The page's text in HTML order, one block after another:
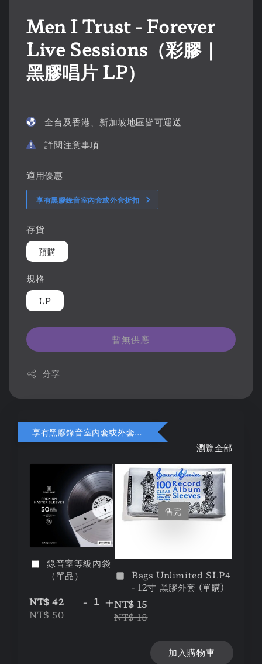
Men I Trust - Forever
Live Sessions（彩膠｜
黑膠唱片 LP）
全台及香港、新加坡地區皆可運送
詳閱注意事項
適用優惠
享有黑膠錄音室內套或外套折扣
存貨
預購
規格
LP
暫無供應
分享
享有黑膠錄音室內套或外套折扣
瀏覽全部
錄音室等級內袋
（單品）
NT$ 42
NT$ 50
- +
售完
Bags Unlimited SLP4
- 12寸 黑膠外套 (單購)
NT$ 15
NT$ 18
加入購物車